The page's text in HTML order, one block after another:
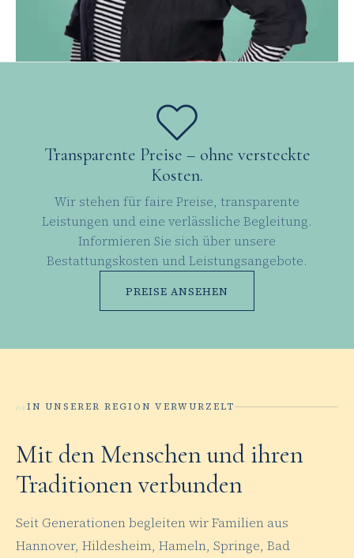
Transparente Preise – ohne versteckte
Kosten.
Wir stehen für faire Preise, transparente
Leistungen und eine verlässliche Begleitung.
Informieren Sie sich über unsere
Bestattungskosten und Leistungsangebote.
PREISE ANSEHEN
02IN UNSERER REGION VERWURZELT
Mit den Menschen und ihren
Traditionen verbunden
Seit Generationen begleiten wir Familien aus
Hannover, Hildesheim, Hameln, Springe, Bad